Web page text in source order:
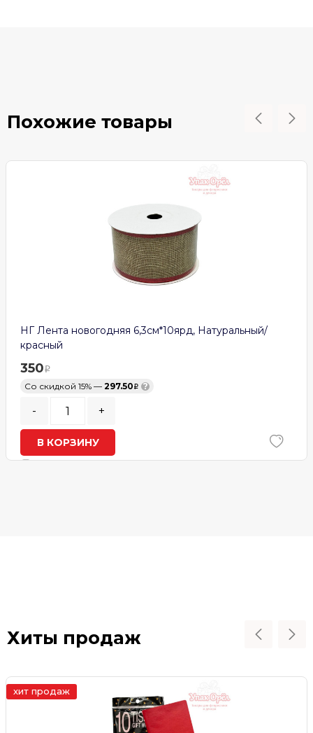
Похожие товары
НГ Лента новогодняя 6,3см*10ярд, Натуральный/
красный
350
Со скидкой 15% — 297.50 ?
- +
В КОРЗИНУ
Хиты продаж
хит продаж